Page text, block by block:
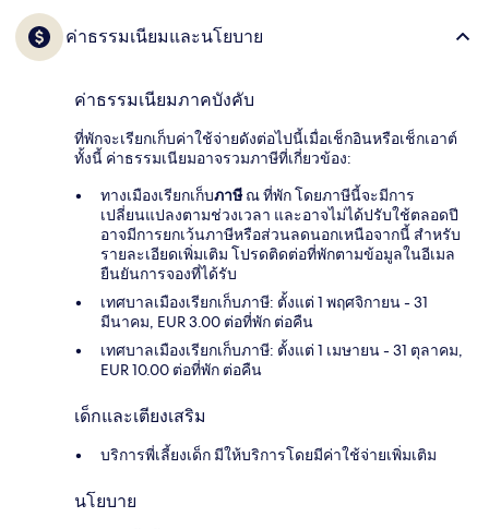
ค่าธรรมเนียมและนโยบาย
ค่าธรรมเนียมภาคบังคับ
ที่พักจะเรียกเก็บค่าใช้จ่ายดังต่อไปนี้เมื่อเช็กอินหรือเช็กเอาต์
ทั้งนี้ ค่าธรรมเนียมอาจรวมภาษีที่เกี่ยวข้อง:
ทางเมืองเรียกเก็บภาษีณ ที่พัก โดยภาษีนี้จะมีการ
เปลี่ยนแปลงตามช่วงเวลา และอาจไม่ได้ปรับใช้ตลอดปี
อาจมีการยกเว้นภาษีหรือส่วนลดนอกเหนือจากนี้ สำหรับ
รายละเอียดเพิ่มเติม โปรดติดต่อที่พักตามข้อมูลในอีเมล
ยืนยันการจองที่ได้รับ
เทศบาลเมืองเรียกเก็บภาษี: ตั้งแต่ 1 พฤศจิกายน - 31
มีนาคม, EUR 3.00 ต่อที่พัก ต่อคืน
เทศบาลเมืองเรียกเก็บภาษี: ตั้งแต่ 1 เมษายน - 31 ตุลาคม,
EUR 10.00 ต่อที่พัก ต่อคืน
เด็กและเตียงเสริม
บริการพี่เลี้ยงเด็ก มีให้บริการโดยมีค่าใช้จ่ายเพิ่มเติม
นโยบาย